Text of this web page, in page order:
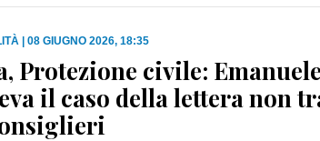
08 GIUGNO 2026, 18:35
Protezione civile:
il caso della lettera non